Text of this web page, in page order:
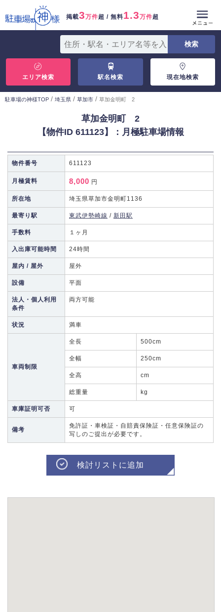
掲載3万件超 / 無料1.3万件超
エリア検索 駅名検索 現在地検索
駐車場の神様TOP / 埼玉県 / 草加市 / 草加金明町 2
草加金明町 2
【物件ID 611123】：月極駐車場情報
物件番号 611123
月極賃料 8,000 円
所在地 埼玉県草加市金明町1136
最寄り駅 東武伊勢崎線 / 新田駅
手数料 １ヶ月
入出庫可能時間 24時間
屋内 / 屋外 屋外
設備 平面
法人・個人利用
条件
両方可能
状況 満車
車両制限
全長 500cm
全幅 250cm
全高 cm
総重量 kg
車庫証明可否 可
備考
免許証・車検証・自賠責保険証・任意保険証の
写しのご提出が必要です。
検討リストに追加